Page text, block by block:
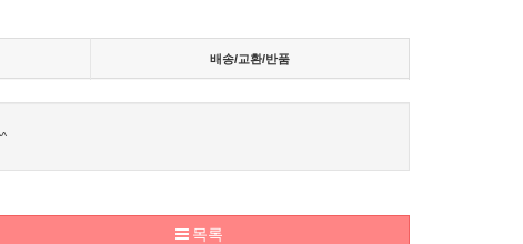
배송/교환/반품
목록